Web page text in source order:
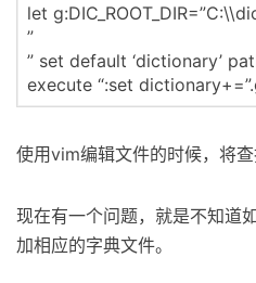
let
”
” set default ‘dictionary’
execute “:set
使用vim编辑文件的时候， 将
现在有一个问题，就是不知道
加相应的字典文件。